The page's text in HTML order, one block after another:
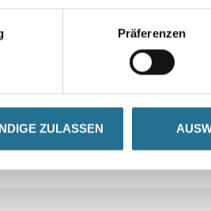
Präferenzen
ZULASSEN